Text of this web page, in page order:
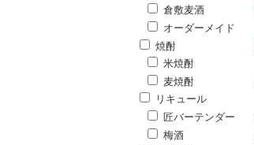
倉敷麦酒
オーダーメイド
焼酎
米焼酎
麦焼酎
リキュール
匠バーテンダー
梅酒